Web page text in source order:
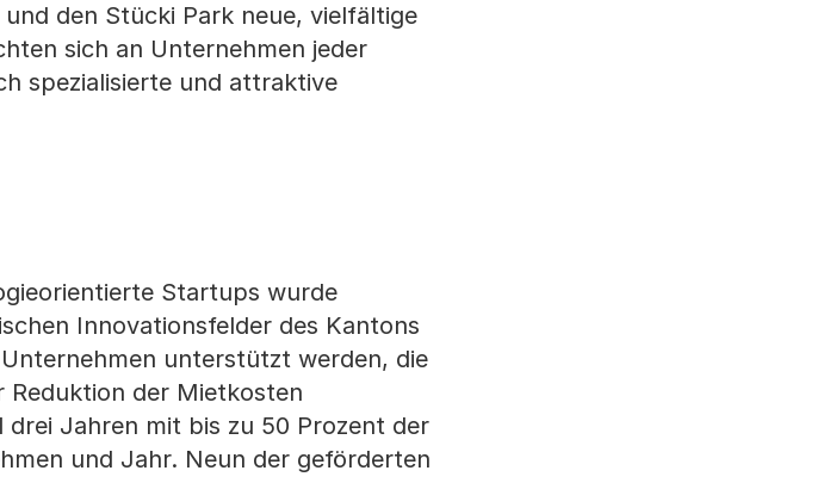
den Stücki Park neue, vielfältige
sich an Unternehmen jeder
spezialisierte und attraktive
Startups wurde
Innovationsfelder des Kantons
unterstützt werden, die
Reduktion der Mietkosten
Jahren mit bis zu 50 Prozent der
und Jahr. Neun der geförderten